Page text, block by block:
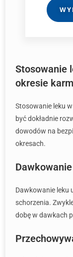
Stosowanie
okresie
Stosowanie leku
być dokładnie
dowodów na
okresach.
Dawkowanie leku
schorzenia.
dobę w dawkach